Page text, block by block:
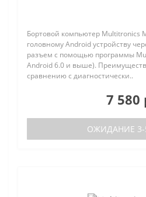
Бортовой компьютер Multitronics
головному Android устройству
разъем с помощью программы
Android 6.0 и выше).
сравнению с диагностически..
7 580
ОЖИДАНИЕ 3-